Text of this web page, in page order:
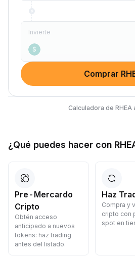
Invierte
$
Comprar
Calculadora de RHEA
¿Qué puedes hacer con
Pre-Mercardo
Cripto
Obtén acceso
anticipado a nuevos
tokens: haz trading
antes del listado.
Haz
Compra y
cripto con
spot en